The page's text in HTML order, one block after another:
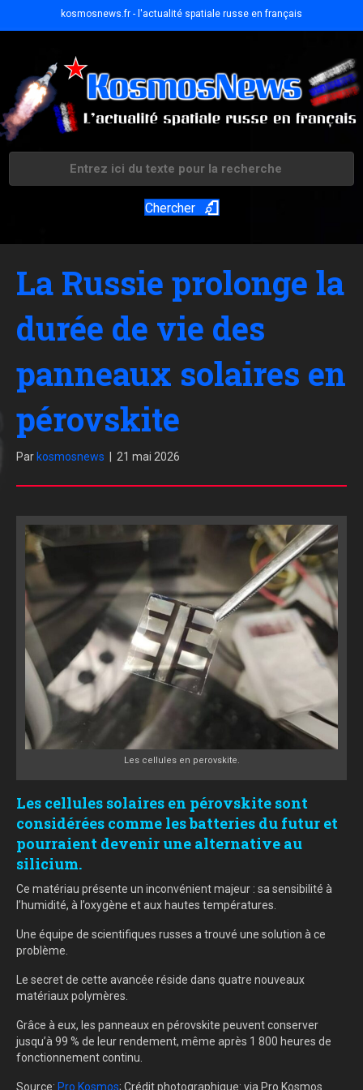
kosmosnews.fr - l'actualité spatiale russe en français
Chercher
La Russie prolonge la
durée de vie des
panneaux solaires en
pérovskite
Par kosmosnews 21 mai 2026
Les cellules en perovskite.
Les cellules solaires en pérovskite sont
considérées comme les batteries du futur et
pourraient devenir une alternative au
silicium.
Ce matériau présente un inconvénient majeur : sa sensibilité à
l’humidité, à l’oxygène et aux hautes températures.
Une équipe de scientifiques russes a trouvé une solution à ce
problème.
Le secret de cette avancée réside dans quatre nouveaux
matériaux polymères.
Grâce à eux, les panneaux en pérovskite peuvent conserver
jusqu’à 99 % de leur rendement, même après 1 800 heures de
fonctionnement continu.
Source: Pro Kosmos; Crédit photographique: via Pro Kosmos